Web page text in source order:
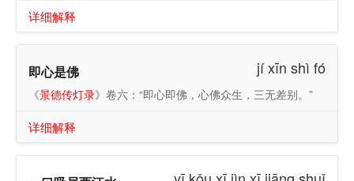
详细解释
即心是佛 jí xīn shì fó
《景德传灯录》卷六：“即心即佛，心佛众生，三无差别。”
详细解释